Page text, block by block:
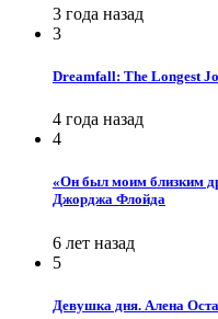
3 года назад
3
Dreamfall: The Longest
4 года назад
4
«Он был моим близким
Джорджа Флойда
6 лет назад
5
Девушка дня. Алена